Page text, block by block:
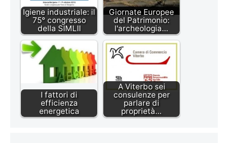
Igiene industriale: il
75° congresso
della SIMLII
Giornate Europee
del Patrimonio:
l'archeologia…
I fattori di
efficienza
energetica
A Viterbo sei
consulenze per
parlare di
proprietà…